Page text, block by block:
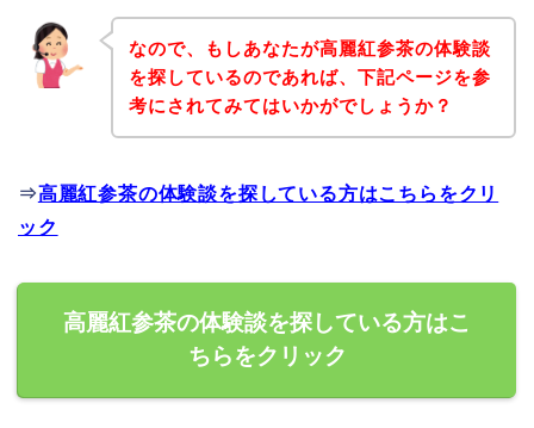
なので、もしあなたが高麗紅参茶の体験談
を探しているのであれば、下記ページを参
考にされてみてはいかがでしょうか？
⇒高麗紅参茶の体験談を探している方はこちらをクリ
ック
高麗紅参茶の体験談を探している方はこ
ちらをクリック